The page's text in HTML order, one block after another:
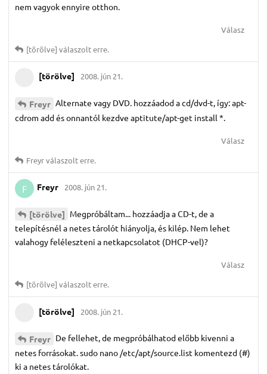
nem vagyok ennyire otthon.
Válasz
[törölve] válaszolt erre.
[törölve] 2008. jún 21.
Freyr Alternate vagy DVD. hozzáadod a cd/dvd-t, így: apt-
cdrom add és onnantól kezdve aptitute/apt-get install *.
Válasz
Freyrválaszolt erre.
F Freyr 2008. jún 21.
[törölve] Megpróbáltam... hozzáadja a CD-t, de a
telepítésnél a netes tárolót hiányolja, és kilép. Nem lehet
valahogy feléleszteni a netkapcsolatot (DHCP-vel)?
Válasz
[törölve] válaszolt erre.
[törölve] 2008. jún 21.
Freyr De fellehet, de megpróbálhatod előbb kivenni a
netes forrásokat. sudo nano /etc/apt/source.list komentezd (#)
ki a netes tárolókat.